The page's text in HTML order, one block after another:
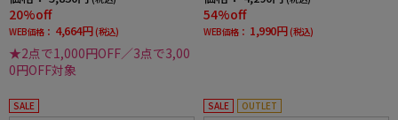
20%off
WEB価格： 4,664円 (税込)
★2点で1,000円OFF／3点で3,00
0円OFF対象
54%off
WEB価格： 1,990円 (税込)
SALE SALE OUTLET